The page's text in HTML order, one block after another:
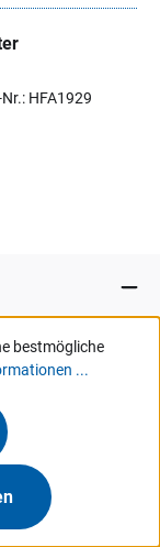
HFA1929
bestmögliche
...